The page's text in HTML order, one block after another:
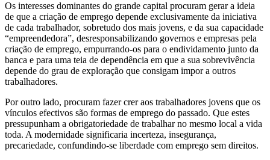
Os interesses dominantes do grande capital procuram gerar a ideia
de que a criação de emprego depende exclusivamente da iniciativa
de cada trabalhador, sobretudo dos mais jovens, e da sua capacidade
“empreendedora”, desresponsabilizando governos e empresas pela
criação de emprego, empurrando-os para o endividamento junto da
banca e para uma teia de dependência em que a sua sobrevivência
depende do grau de exploração que consigam impor a outros
trabalhadores.
Por outro lado, procuram fazer crer aos trabalhadores jovens que os
vínculos efectivos são formas de emprego do passado. Que estes
pressupunham a obrigatoriedade de trabalhar no mesmo local a vida
toda. A modernidade significaria incerteza, insegurança,
precariedade, confundindo-se liberdade com emprego sem direitos.